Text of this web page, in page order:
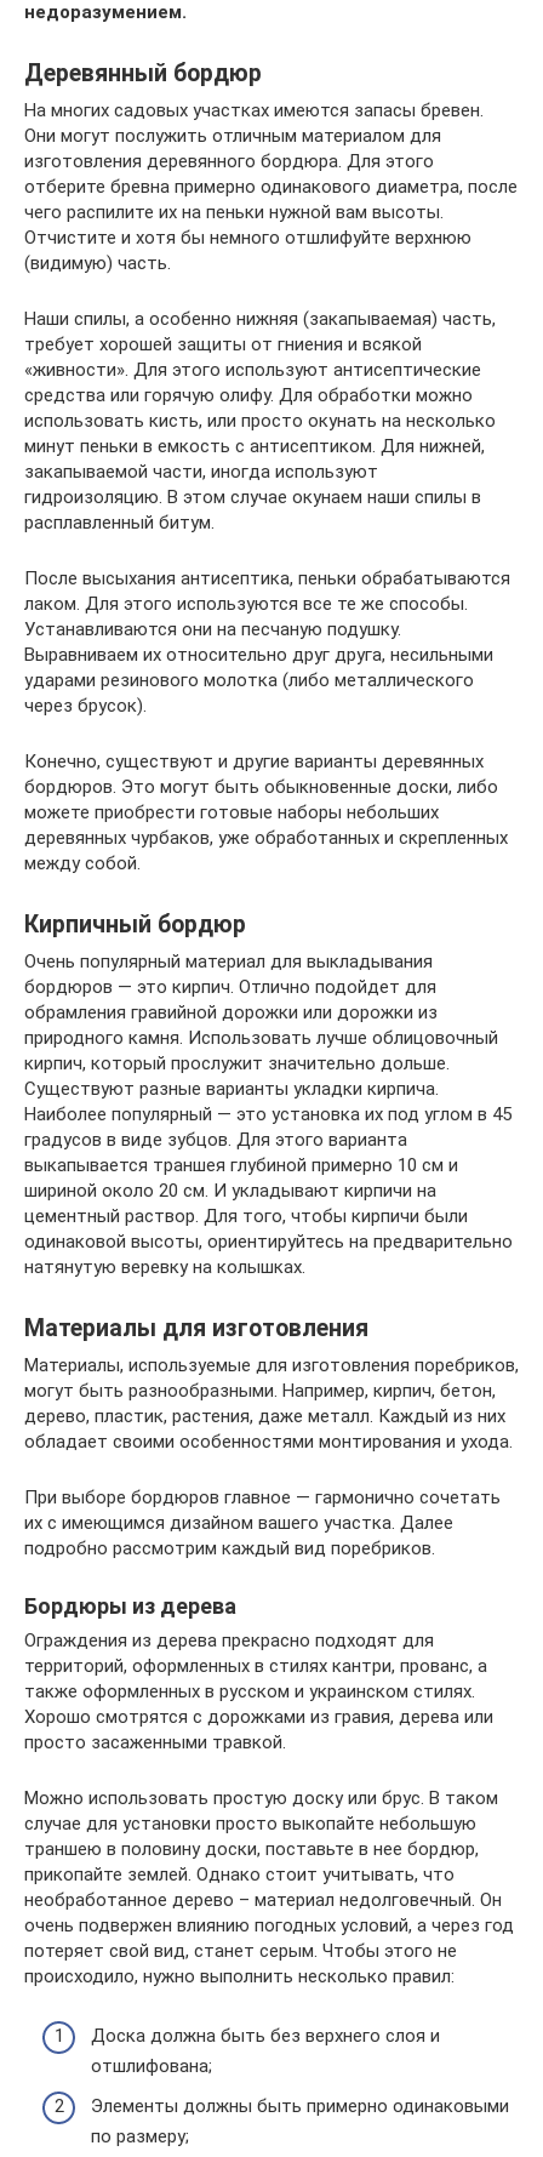
недоразумением.
Деревянный бордюр
На многих садовых участках имеются запасы бревен.
Они могут послужить отличным материалом для
изготовления деревянного бордюра. Для этого
отберите бревна примерно одинакового диаметра, после
чего распилите их на пеньки нужной вам высоты.
Отчистите и хотя бы немного отшлифуйте верхнюю
(видимую) часть.
Наши спилы, а особенно нижняя (закапываемая) часть,
требует хорошей защиты от гниения и всякой
«живности». Для этого используют антисептические
средства или горячую олифу. Для обработки можно
использовать кисть, или просто окунать на несколько
минут пеньки в емкость с антисептиком. Для нижней,
закапываемой части, иногда используют
гидроизоляцию. В этом случае окунаем наши спилы в
расплавленный битум.
После высыхания антисептика, пеньки обрабатываются
лаком. Для этого используются все те же способы.
Устанавливаются они на песчаную подушку.
Выравниваем их относительно друг друга, несильными
ударами резинового молотка (либо металлического
через брусок).
Конечно, существуют и другие варианты деревянных
бордюров. Это могут быть обыкновенные доски, либо
можете приобрести готовые наборы небольших
деревянных чурбаков, уже обработанных и скрепленных
между собой.
Кирпичный бордюр
Очень популярный материал для выкладывания
бордюров — это кирпич. Отлично подойдет для
обрамления гравийной дорожки или дорожки из
природного камня. Использовать лучше облицовочный
кирпич, который прослужит значительно дольше.
Существуют разные варианты укладки кирпича.
Наиболее популярный — это установка их под углом в 45
градусов в виде зубцов. Для этого варианта
выкапывается траншея глубиной примерно 10 см и
шириной около 20 см. И укладывают кирпичи на
цементный раствор. Для того, чтобы кирпичи были
одинаковой высоты, ориентируйтесь на предварительно
натянутую веревку на колышках.
Материалы для изготовления
Материалы, используемые для изготовления поребриков,
могут быть разнообразными. Например, кирпич, бетон,
дерево, пластик, растения, даже металл. Каждый из них
обладает своими особенностями монтирования и ухода.
При выборе бордюров главное — гармонично сочетать
их с имеющимся дизайном вашего участка. Далее
подробно рассмотрим каждый вид поребриков.
Бордюры из дерева
Ограждения из дерева прекрасно подходят для
территорий, оформленных в стилях кантри, прованс, а
также оформленных в русском и украинском стилях.
Хорошо смотрятся с дорожками из гравия, дерева или
просто засаженными травкой.
Можно использовать простую доску или брус. В таком
случае для установки просто выкопайте небольшую
траншею в половину доски, поставьте в нее бордюр,
прикопайте землей. Однако стоит учитывать, что
необработанное дерево – материал недолговечный. Он
очень подвержен влиянию погодных условий, а через год
потеряет свой вид, станет серым. Чтобы этого не
происходило, нужно выполнить несколько правил:
Доска должна быть без верхнего слоя и
отшлифована;
Элементы должны быть примерно одинаковыми
по размеру;